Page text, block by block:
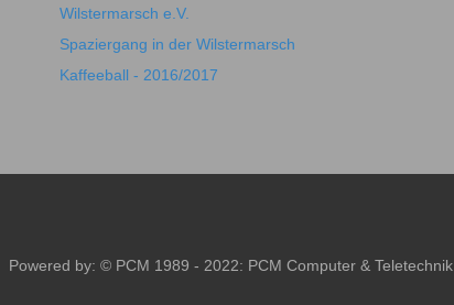
Wilstermarsch e.V.
Spaziergang in der Wilstermarsch
Kaffeeball - 2016/2017
Powered by: © PCM 1989 - 2022: PCM Computer & Teletechnik